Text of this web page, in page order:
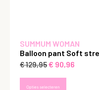
SUMMUM WOMAN
Balloon pant Soft
€129,95€ 90,96
Opties selecteren